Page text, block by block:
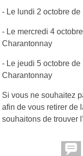
- Le lundi 2 octobre
- Le mercredi 4
Charantonnay
- Le jeudi 5 octobre
Charantonnay
Si vous ne souhaitez
afin de vous retirer de
souhaitons de trouver